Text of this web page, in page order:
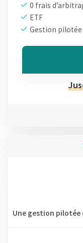
0 frais
ETF
Gestion pilotée
Une gestion pilotée